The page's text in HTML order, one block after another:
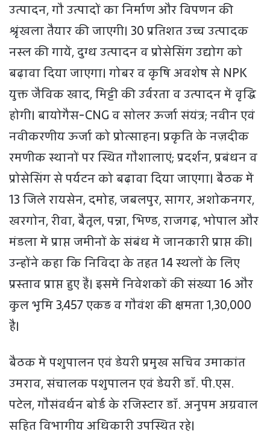
उत्पादन, गौ उत्पादों का निर्माण और विपणन की
श्रृंखला तैयार की जाएगी। 30 प्रतिशत उच्च उत्पादक
नस्ल की गायें, दुग्ध उत्पादन व प्रोसेसिंग उद्योग को
बढ़ावा दिया जाएगा। गोबर व कृषि अवशेष से NPK
युक्त जैविक खाद, मिट्टी की उर्वरता व उत्पादन में वृद्धि
होगी। बायोगैस-CNG व सोलर ऊर्जा संयंत्र; नवीन एवं
नवीकरणीय ऊर्जा को प्रोत्साहन। प्रकृति के नज़दीक
रमणीक स्थानों पर स्थित गौशालाएं; प्रदर्शन, प्रबंधन व
प्रोसेसिंग से पर्यटन को बढ़ावा दिया जाएगा। बैठक में
13 जिले रायसेन, दमोह, जबलपुर, सागर, अशोकनगर,
खरगोन, रीवा, बैतूल, पन्ना, भिण्ड, राजगढ़, भोपाल और
मंडला में प्राप्त जमीनों के संबंध में जानकारी प्राप्त की।
उन्होंने कहा कि निविदा के तहत 14 स्थलों के लिए
प्रस्ताव प्राप्त हुए हैं। इसमें निवेशकों की संख्या 16 और
कुल भूमि 3,457 एकड़ व गौवंश की क्षमता 1,30,000
है।
बैठक में पशुपालन एवं डेयरी प्रमुख सचिव उमाकांत
उमराव, संचालक पशुपालन एवं डेयरी डॉ. पी.एस.
पटेल, गौसंवर्धन बोर्ड के रजिस्टार डॉ. अनुपम अग्रवाल
सहित विभागीय अधिकारी उपस्थित रहे।